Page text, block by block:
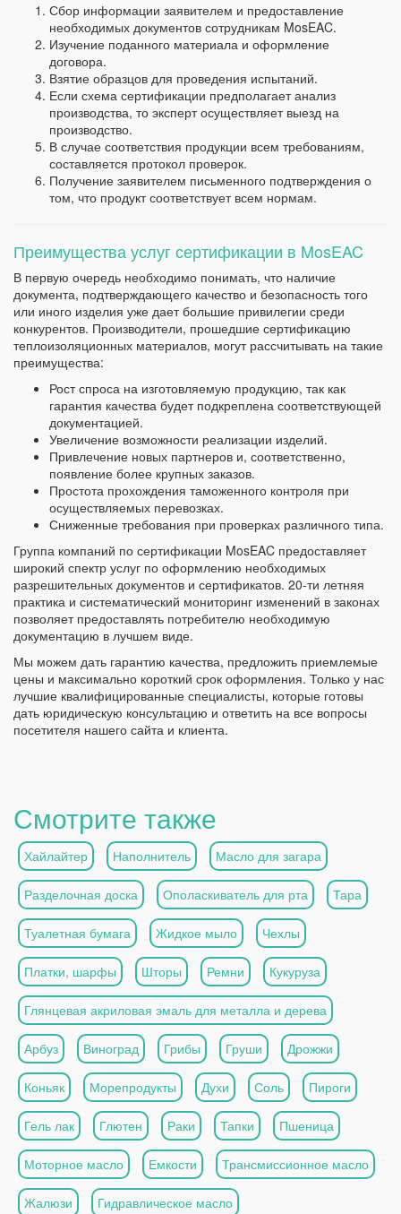
Сбор информации заявителем и предоставление
необходимых документов сотрудникам MosEAC.
Изучение поданного материала и оформление
договора.
Взятие образцов для проведения испытаний.
Если схема сертификации предполагает анализ
производства, то эксперт осуществляет выезд на
производство.
В случае соответствия продукции всем требованиям,
составляется протокол проверок.
Получение заявителем письменного подтверждения о
том, что продукт соответствует всем нормам.
Преимущества услуг сертификации в MosEAC
В первую очередь необходимо понимать, что наличие
документа, подтверждающего качество и безопасность того
или иного изделия уже дает большие привилегии среди
конкурентов. Производители, прошедшие сертификацию
теплоизоляционных материалов, могут рассчитывать на такие
преимущества:
Рост спроса на изготовляемую продукцию, так как
гарантия качества будет подкреплена соответствующей
документацией.
Увеличение возможности реализации изделий.
Привлечение новых партнеров и, соответственно,
появление более крупных заказов.
Простота прохождения таможенного контроля при
осуществляемых перевозках.
Сниженные требования при проверках различного типа.
Группа компаний по сертификации MosEAC предоставляет
широкий спектр услуг по оформлению необходимых
разрешительных документов и сертификатов. 20-ти летняя
практика и систематический мониторинг изменений в законах
позволяет предоставлять потребителю необходимую
документацию в лучшем виде.
Мы можем дать гарантию качества, предложить приемлемые
цены и максимально короткий срок оформления. Только у нас
лучшие квалифицированные специалисты, которые готовы
дать юридическую консультацию и ответить на все вопросы
посетителя нашего сайта и клиента.
Смотрите также
Хайлайтер Наполнитель Масло для загара
Разделочная доска Ополаскиватель для рта Тара
Туалетная бумага Жидкое мыло Чехлы
Платки, шарфы Шторы Ремни Кукуруза
Глянцевая акриловая эмаль для металла и дерева
Арбуз Виноград Грибы Груши Дрожжи
Коньяк Морепродукты Духи Соль Пироги
Гель лак Глютен Раки Тапки Пшеница
Моторное масло Емкости Трансмиссионное масло
Жалюзи Гидравлическое масло